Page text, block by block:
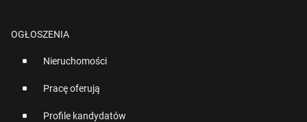
OGŁOSZENIA
Nieruchomości
Pracę oferują
Profile kandydatów